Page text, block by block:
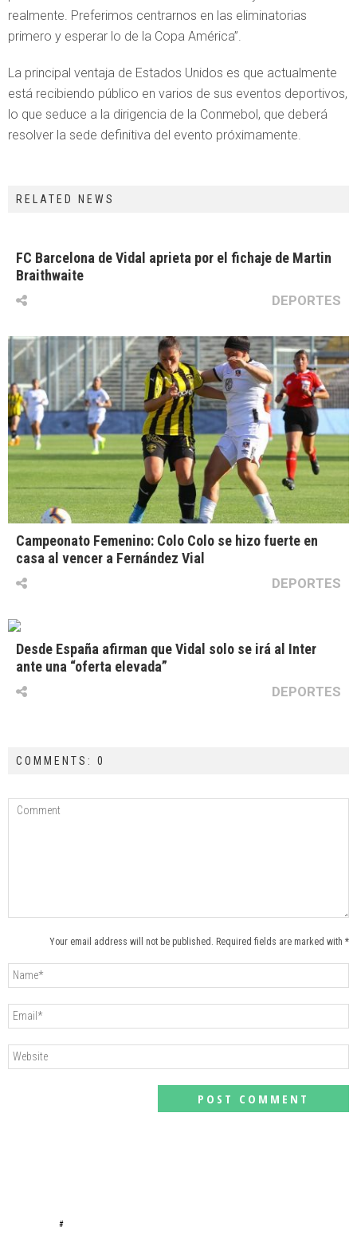
realmente. Preferimos centrarnos en las eliminatorias
primero y esperar lo de la Copa América”.
La principal ventaja de Estados Unidos es que actualmente
está recibiendo público en varios de sus eventos deportivos,
lo que seduce a la dirigencia de la Conmebol, que deberá
resolver la sede definitiva del evento próximamente.
RELATED NEWS
FC Barcelona de Vidal aprieta por el fichaje de Martin
Braithwaite
DEPORTES
Campeonato Femenino: Colo Colo se hizo fuerte en
casa al vencer a Fernández Vial
DEPORTES
Desde España afirman que Vidal solo se irá al Inter
ante una “oferta elevada”
DEPORTES
COMMENTS: 0
Your email address will not be published. Required fields are marked with *
#